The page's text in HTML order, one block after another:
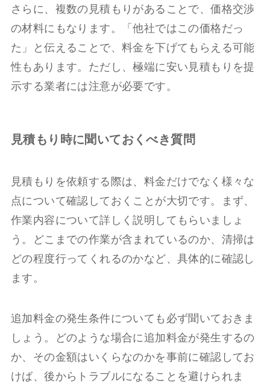
さらに、複数の見積もりがあることで、価格交渉
の材料にもなります。「他社ではこの価格だっ
た」と伝えることで、料金を下げてもらえる可能
性もあります。ただし、極端に安い見積もりを提
示する業者には注意が必要です。
見積もり時に聞いておくべき質問
見積もりを依頼する際は、料金だけでなく様々な
点について確認しておくことが大切です。まず、
作業内容について詳しく説明してもらいましょ
う。どこまでの作業が含まれているのか、清掃は
どの程度行ってくれるのかなど、具体的に確認し
ます。
追加料金の発生条件についても必ず聞いておきま
しょう。どのような場合に追加料金が発生するの
か、その金額はいくらなのかを事前に確認してお
けば、後からトラブルになることを避けられま